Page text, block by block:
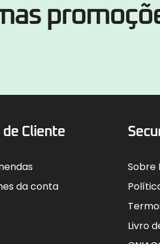
de Cliente
da conta
Sobre
Livro